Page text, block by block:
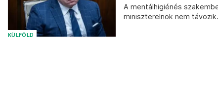
KÜLFÖLD
A mentálhigiénés
miniszterelnök nem távozik.